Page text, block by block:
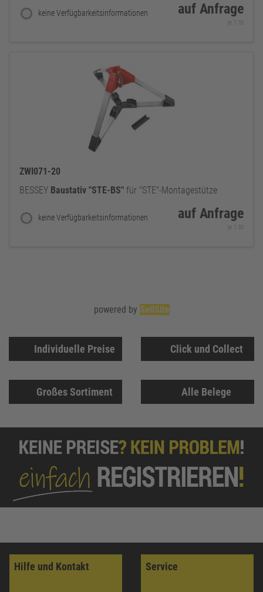
keine Verfügbarkeitsinformationen auf Anfrage
je 1 St
ZWI071-20
BESSEY Baustativ "STE-BS" für "STE"-Montagestütze
keine Verfügbarkeitsinformationen auf Anfrage
je 1 St
Individuelle Preise Click und Collect
Großes Sortiment Alle Belege
Hilfe und Kontakt Service
powered by SellSite